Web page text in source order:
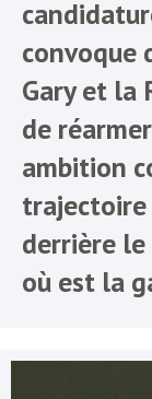
convoque
Gary et la
de
ambition
derrière
où est la